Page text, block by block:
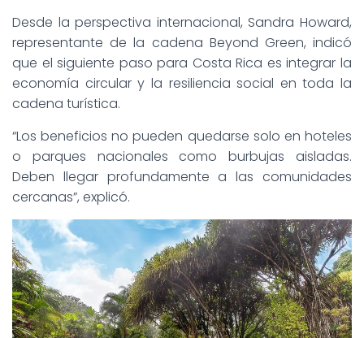
Desde la perspectiva internacional, Sandra Howard,
representante de la cadena Beyond Green, indicó
que el siguiente paso para Costa Rica es integrar la
economía circular y la resiliencia social en toda la
cadena turística.
“Los beneficios no pueden quedarse solo en hoteles
o parques nacionales como burbujas aisladas.
Deben llegar profundamente a las comunidades
cercanas”, explicó.